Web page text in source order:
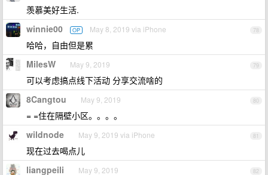
羡慕美好生活.
78
winnie00 OP May 8, 2019 via iPhone
哈哈，自由但是累
79
MilesW May 9, 2019
可以考虑搞点线下活动 分享交流啥的
80
8Cangtou May 9, 2019
= =住在隔壁小区。。。。
81
wildnode May 9, 2019 via iPhone
现在过去喝点儿
82
liangpeili May 9, 2019